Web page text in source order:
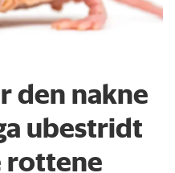
den nakne
ubestridt
rottene